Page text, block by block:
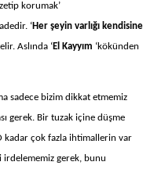
korumak’
‘Her şeyin varlığı kendisine
Aslında ‘El Kayyım ‘kökünden
sadece bizim dikkat etmemiz
gerek. Bir tuzak içine düşme
çok fazla ihtimallerin var
gerek, bunu